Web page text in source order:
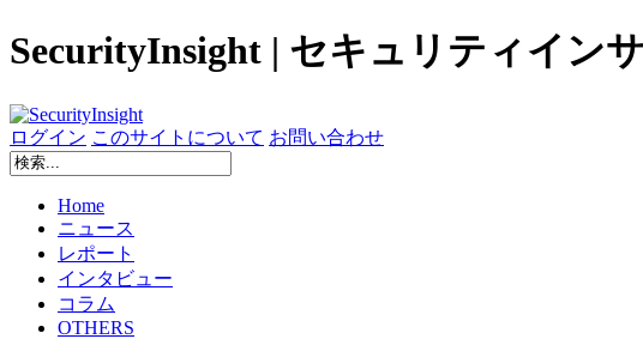
SecurityInsight | セキュリティイン
ログイン このサイトについて お問い合わせ
Home
ニュース
レポート
インタビュー
コラム
OTHERS